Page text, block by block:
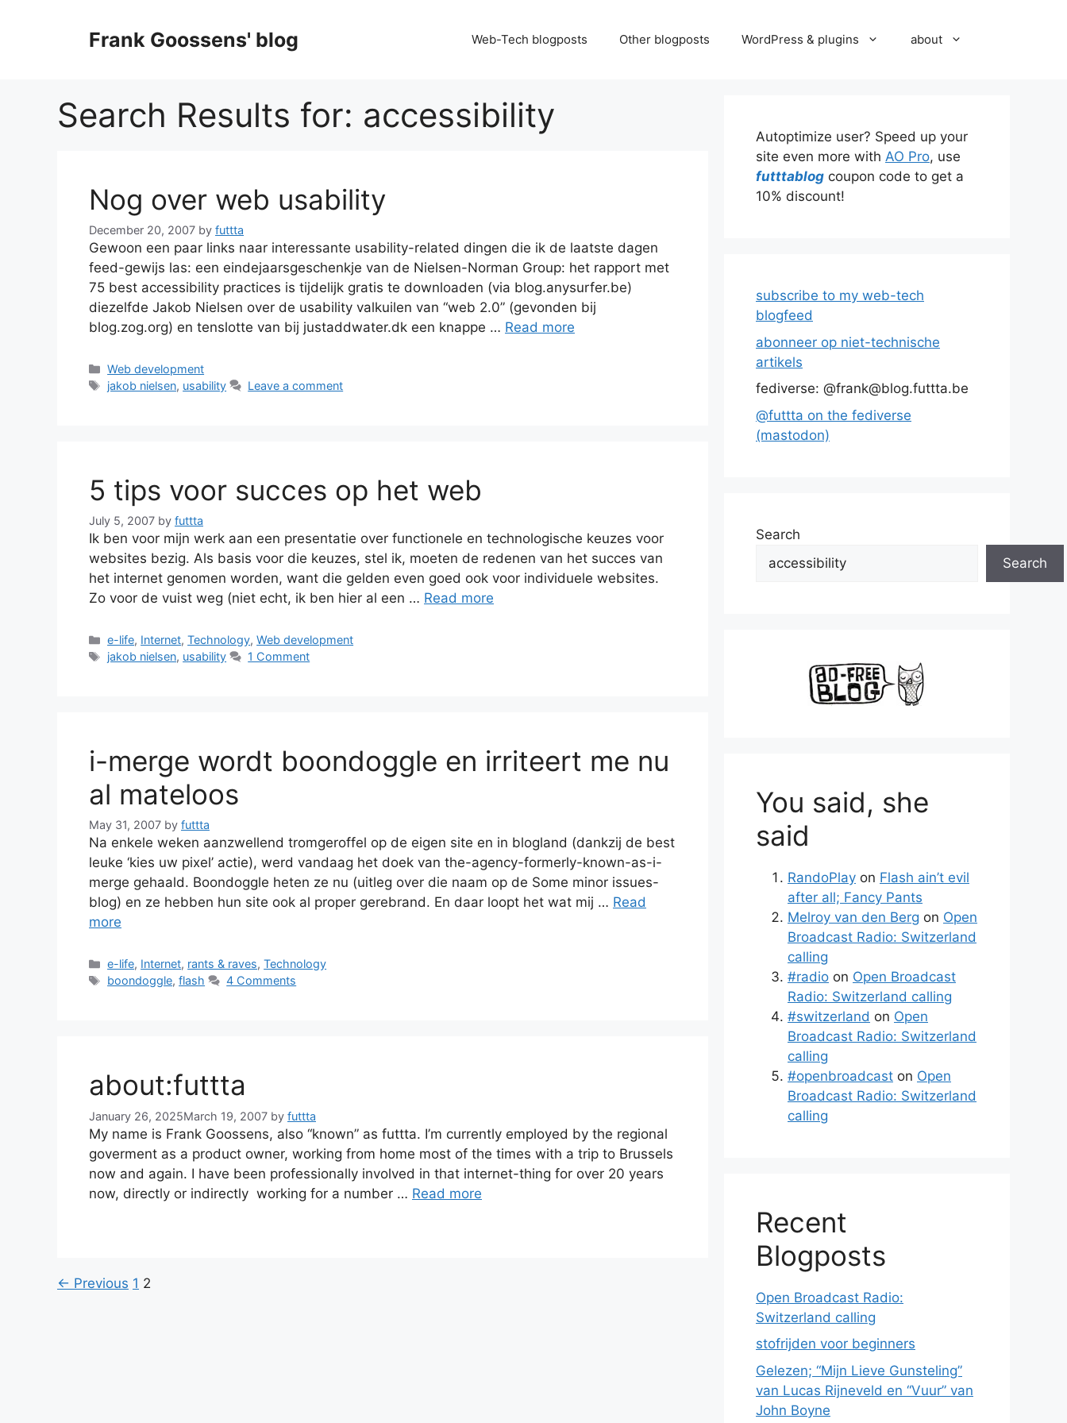
Frank Goossens' blog Web-Tech blogposts Other blogposts WordPress & plugins about
Search Results for: accessibility
Nog over web usability
December 20, 2007 by futtta
Gewoon een paar links naar interessante usability-related dingen die ik de laatste dagen
feed-gewijs las: een eindejaarsgeschenkje van de Nielsen-Norman Group: het rapport met
75 best accessibility practices is tijdelijk gratis te downloaden (via blog.anysurfer.be)
diezelfde Jakob Nielsen over de usability valkuilen van “web 2.0” (gevonden bij
blog.zog.org) en tenslotte van bij justaddwater.dk een knappe … Read more
Categories
Web development
Tags
jakob nielsen, usability Leave a comment
5 tips voor succes op het web
July 5, 2007 by futtta
Ik ben voor mijn werk aan een presentatie over functionele en technologische keuzes voor
websites bezig. Als basis voor die keuzes, stel ik, moeten de redenen van het succes van
het internet genomen worden, want die gelden even goed ook voor individuele websites.
Zo voor de vuist weg (niet echt, ik ben hier al een … Read more
Categories
e-life, Internet,Technology,Web development
Tags
jakob nielsen, usability 1 Comment
i-merge wordt boondoggle en irriteert me nu
al mateloos
May 31, 2007 by futtta
Na enkele weken aanzwellend tromgeroffel op de eigen site en in blogland (dankzij de best
leuke ‘kies uw pixel’ actie), werd vandaag het doek van the-agency-formerly-known-as-i-
merge gehaald. Boondoggle heten ze nu (uitleg over die naam op de Some minor issues-
blog) en ze hebben hun site ook al proper gerebrand. En daar loopt het wat mij … Read
more
Categories
e-life, Internet, rants & raves,Technology
Tags
boondoggle,flash 4 Comments
about:futtta
January 26, 2025March 19, 2007 by futtta
My name is Frank Goossens, also “known” as futtta. I’m currently employed by the regional
goverment as a product owner, working from home most of the times with a trip to Brussels
now and again. I have been professionally involved in that internet-thing for over 20 years
now, directly or indirectly working for a number … Read more
← Previous Page
1 Page
2
Autoptimize user? Speed up your
site even more with AO Pro, use
futttablog coupon code to get a
10% discount!
subscribe to my web-tech
blogfeed
abonneer op niet-technische
artikels
fediverse: @frank@blog.futtta.be
@futtta on the fediverse
(mastodon)
Search
Search
You said, she
said
RandoPlay on Flash ain’t evil
after all; Fancy Pants
Melroy van den Berg on Open
Broadcast Radio: Switzerland
calling
#radio on Open Broadcast
Radio: Switzerland calling
#switzerland on Open
Broadcast Radio: Switzerland
calling
#openbroadcast on Open
Broadcast Radio: Switzerland
calling
Recent
Blogposts
Open Broadcast Radio:
Switzerland calling
stofrijden voor beginners
Gelezen; “Mijn Lieve Gunsteling”
van Lucas Rijneveld en “Vuur” van
John Boyne